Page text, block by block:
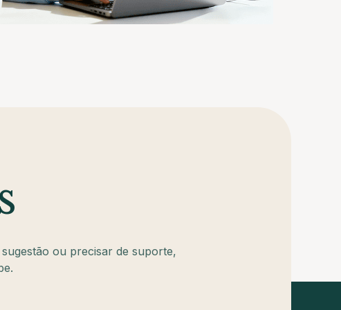
ou precisar de suporte,